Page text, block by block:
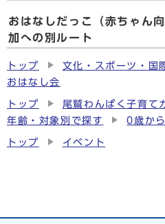
おはなしだっこ（赤ちゃん
加への別ルート
トップ 文化・スポーツ・国
おはなし会
トップ
尾鷲わんぱく子育て
年齢・対象別で探す
0歳か
トップ イベント